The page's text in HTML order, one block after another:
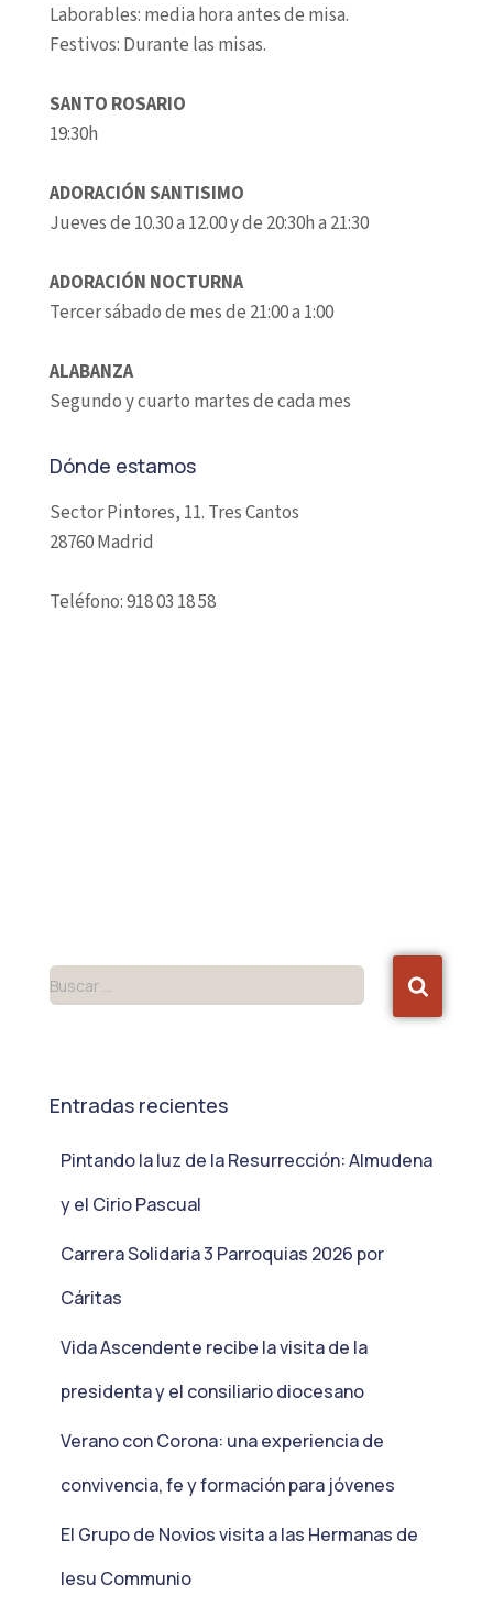
Laborables: media hora antes de misa.
Festivos: Durante las misas.
SANTO ROSARIO
19:30h
ADORACIÓN SANTISIMO
Jueves de 10.30 a 12.00 y de 20:30h a 21:30
ADORACIÓN NOCTURNA
Tercer sábado de mes de 21:00 a 1:00
ALABANZA
Segundo y cuarto martes de cada mes
Dónde estamos
Sector Pintores, 11. Tres Cantos
28760 Madrid
Teléfono: 918 03 18 58
Buscar …
Entradas recientes
Pintando la luz de la Resurrección: Almudena
y el Cirio Pascual
Carrera Solidaria 3 Parroquias 2026 por
Cáritas
Vida Ascendente recibe la visita de la
presidenta y el consiliario diocesano
Verano con Corona: una experiencia de
convivencia, fe y formación para jóvenes
El Grupo de Novios visita a las Hermanas de
Iesu Communio